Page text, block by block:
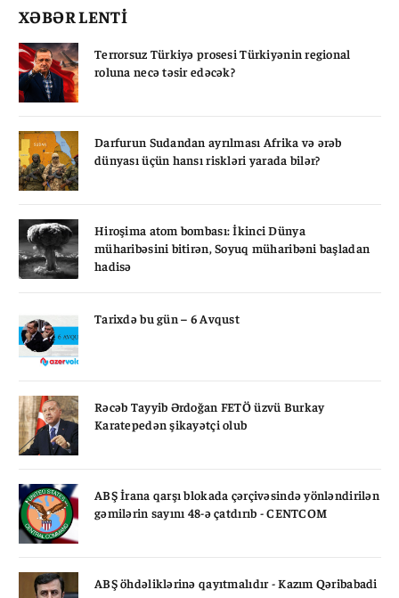
XƏBƏR LENTİ
Terrorsuz Türkiyə prosesi Türkiyənin regional
roluna necə təsir edəcək?
Darfurun Sudandan ayrılması Afrika və ərəb
dünyası üçün hansı riskləri yarada bilər?
Hiroşima atom bombası: İkinci Dünya
müharibəsini bitirən, Soyuq müharibəni başladan
hadisə
Tarixdə bu gün – 6 Avqust
Rəcəb Tayyib Ərdoğan FETÖ üzvü Burkay
Karatepedən şikayətçi olub
ABŞ İrana qarşı blokada çərçivəsində yönləndirilən
gəmilərin sayını 48-ə çatdırıb - CENTCOM
ABŞ öhdəliklərinə qayıtmalıdır - Kazım Qəribabadi